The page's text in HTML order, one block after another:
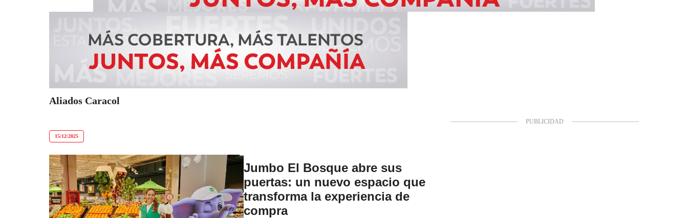
Aliados Caracol
15/12/2025
Jumbo El Bosque abre sus
puertas: un nuevo espacio que
transforma la experiencia de
compra